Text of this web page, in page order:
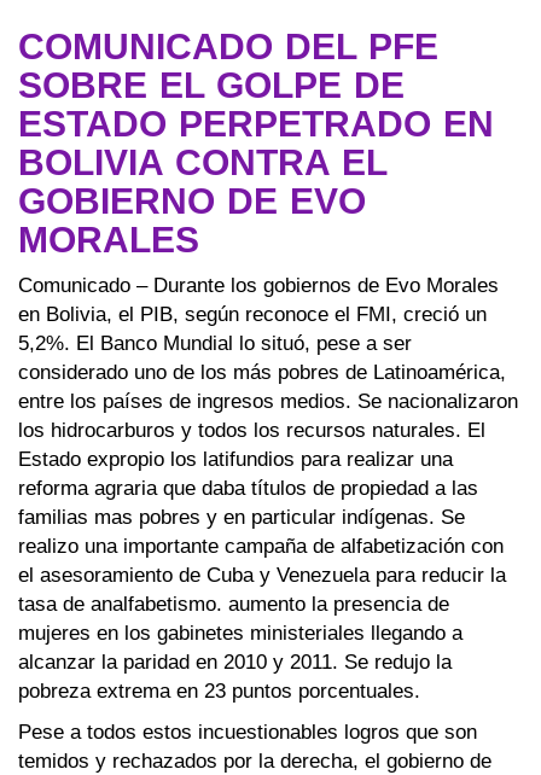
COMUNICADO DEL PFE
SOBRE EL GOLPE DE
ESTADO PERPETRADO EN
BOLIVIA CONTRA EL
GOBIERNO DE EVO
MORALES
Comunicado – Durante los gobiernos de Evo Morales
en Bolivia, el PIB, según reconoce el FMI, creció un
5,2%. El Banco Mundial lo situó, pese a ser
considerado uno de los más pobres de Latinoamérica,
entre los países de ingresos medios. Se nacionalizaron
los hidrocarburos y todos los recursos naturales. El
Estado expropio los latifundios para realizar una
reforma agraria que daba títulos de propiedad a las
familias mas pobres y en particular indígenas. Se
realizo una importante campaña de alfabetización con
el asesoramiento de Cuba y Venezuela para reducir la
tasa de analfabetismo. aumento la presencia de
mujeres en los gabinetes ministeriales llegando a
alcanzar la paridad en 2010 y 2011. Se redujo la
pobreza extrema en 23 puntos porcentuales.
Pese a todos estos incuestionables logros que son
temidos y rechazados por la derecha, el gobierno de